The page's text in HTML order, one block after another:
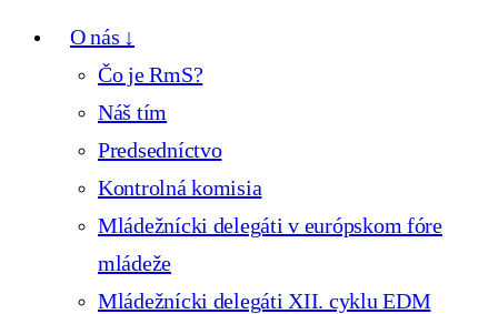
O nás ↓
Čo je RmS?
Náš tím
Predsedníctvo
Kontrolná komisia
Mládežnícki delegáti v európskom fóre
mládeže
Mládežnícki delegáti XII. cyklu EDM